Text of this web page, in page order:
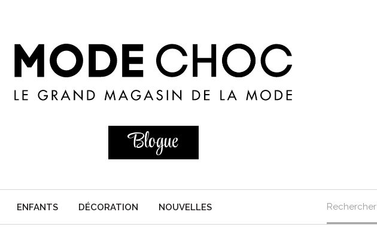
Blogue
ENFANTS DÉCORATION NOUVELLES Rechercher